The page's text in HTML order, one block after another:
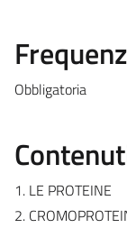
Obbligatoria
1. LE PROTEINE
2.